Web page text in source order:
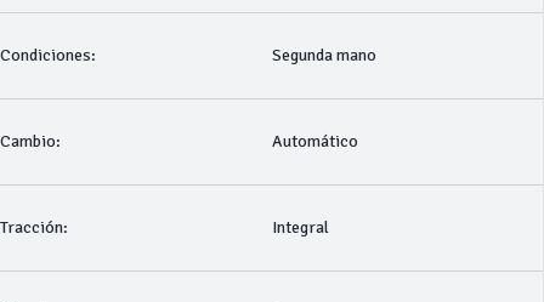
Condiciones: Segunda mano
Cambio: Automático
Tracción: Integral